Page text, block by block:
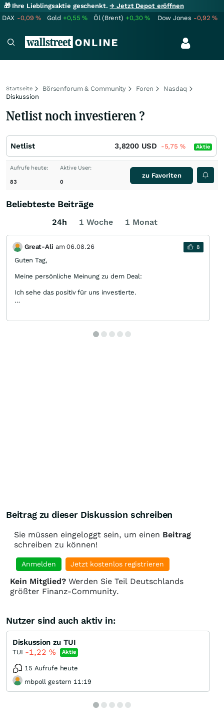
🎁 Ihre Lieblingsaktie geschenkt.→ Jetzt Depot eröffnen
DAX -0,09% Gold +0,55% Öl (Brent) +0,30% Dow Jones -0,92%
Startseite Börsenforum & Community Foren
Nasdaq
Diskussion
Netlist noch investieren ?
Netlist 3,8200 USD -5,75 % Aktie
Aufrufe heute:
83
Aktive User:
0
zu Favoriten
Beliebteste Beiträge
24h 1 Woche 1 Monat
Great-Ali am06.08.26 8
Guten Tag,
Meine persönliche Meinung zu dem Deal:
Ich sehe das positiv für uns investierte.
Beitrag zu dieser Diskussion schreiben
Sie müssen eingeloggt sein, um einen Beitrag
schreiben zu können!
Anmelden Jetzt kostenlos registrieren
Kein Mitglied? Werden Sie Teil Deutschlands
größter Finanz-Community.
Nutzer sind auch aktiv in:
Diskussion zu TUI
TUI -1,22 % Aktie
15 Aufrufe heute
mbpoll gestern 11:19